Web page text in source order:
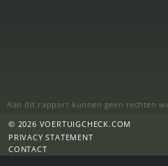
Aan dit rapport kunnen geen rechten
© 2026 VOERTUIGCHECK.COM
PRIVACY STATEMENT
CONTACT